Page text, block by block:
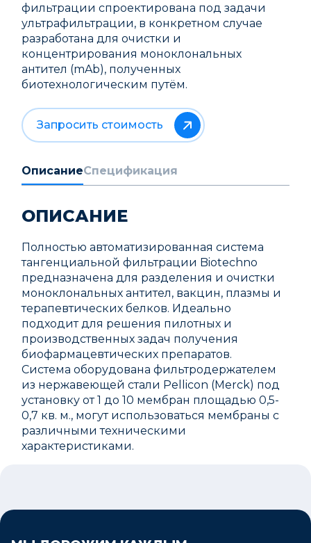
фильтрации спроектирована под задачи
ультрафильтрации, в конкретном случае
разработана для очистки и
концентрирования моноклональных
антител (mAb), полученных
биотехнологическим путём.
Запросить стоимость
ОписаниеСпецификация
ОПИСАНИЕ
Полностью автоматизированная система
тангенциальной фильтрации Biotechno
предназначена для разделения и очистки
моноклональных антител, вакцин, плазмы и
терапевтических белков. Идеально
подходит для решения пилотных и
производственных задач получения
биофармацевтических препаратов.
Система оборудована фильтродержателем
из нержавеющей стали Pellicon (Merck) под
установку от 1 до 10 мембран площадью 0,5-
0,7 кв. м., могут использоваться мембраны с
различными техническими
характеристиками.